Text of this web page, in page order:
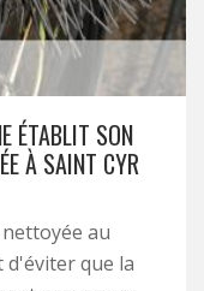
ÉTABLIT SON
À SAINT CYR
au
d'éviter que la